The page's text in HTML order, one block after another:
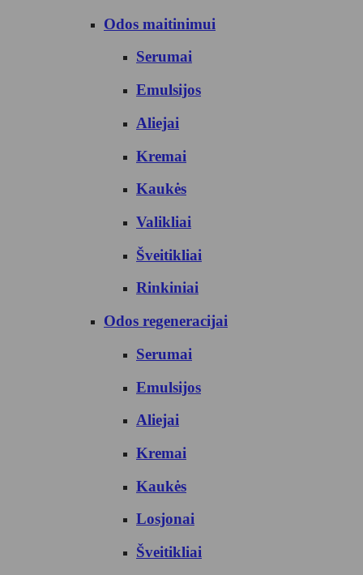
Odos maitinimui
Serumai
Emulsijos
Aliejai
Kremai
Kaukės
Valikliai
Šveitikliai
Rinkiniai
Odos regeneracijai
Serumai
Emulsijos
Aliejai
Kremai
Kaukės
Losjonai
Šveitikliai